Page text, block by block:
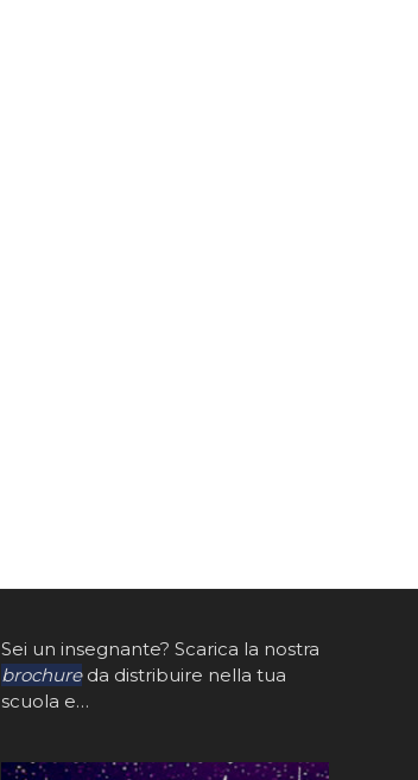
Sei un insegnante? Scarica la nostra
brochureda distribuire nella tua
scuola e…